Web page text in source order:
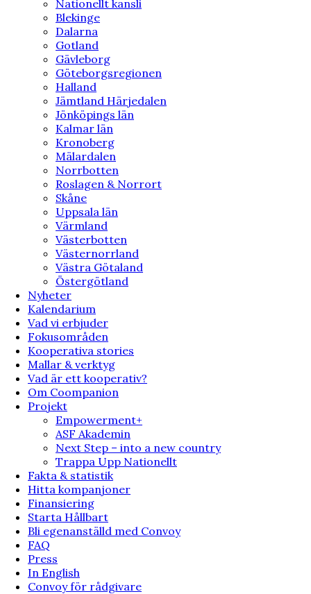
Nationellt kansli
Blekinge
Dalarna
Gotland
Gävleborg
Göteborgsregionen
Halland
Jämtland Härjedalen
Jönköpings län
Kalmar län
Kronoberg
Mälardalen
Norrbotten
Roslagen & Norrort
Skåne
Uppsala län
Värmland
Västerbotten
Västernorrland
Västra Götaland
Östergötland
Nyheter
Kalendarium
Vad vi erbjuder
Fokusområden
Kooperativa stories
Mallar & verktyg
Vad är ett kooperativ?
Om Coompanion
Projekt
Empowerment+
ASF Akademin
Next Step – into a new country
Trappa Upp Nationellt
Fakta & statistik
Hitta kompanjoner
Finansiering
Starta Hållbart
Bli egenanställd med Convoy
FAQ
Press
In English
Convoy för rådgivare